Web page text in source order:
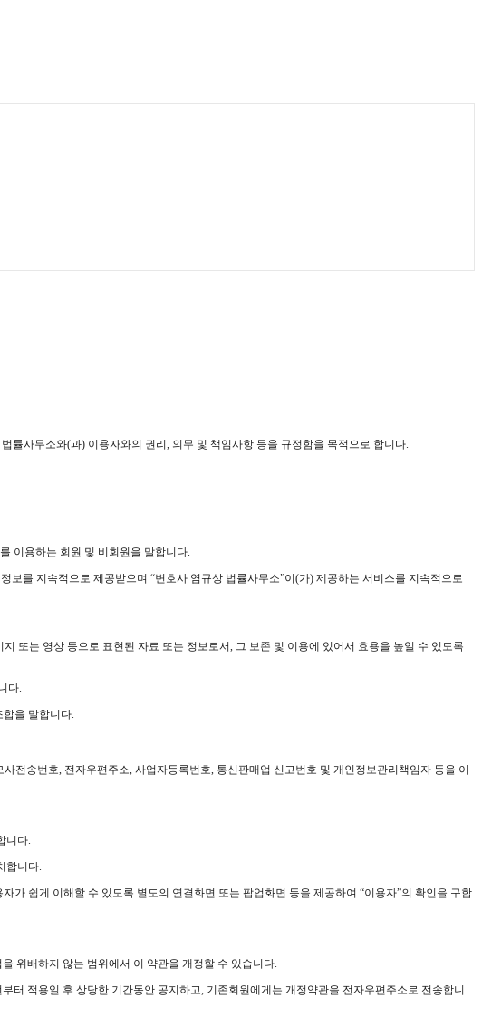
률사무소와(과) 이용자와의 권리, 의무 및 책임사항 등을 규정함을 목적으로 합니다.
이용하는 회원 및 비회원을 말합니다.
보를 지속적으로 제공받으며 “변호사 염규상 법률사무소”이(가) 제공하는 서비스를 지속적으로
또는 영상 등으로 표현된 자료 또는 정보로서, 그 보존 및 이용에 있어서 효용을 높일 수 있도록
다.
합을 말합니다.
전송번호, 전자우편주소, 사업자등록번호, 통신판매업 신고번호 및 개인정보관리책임자 등을 이
니다.
합니다.
쉽게 이해할 수 있도록 별도의 연결화면 또는 팝업화면 등을 제공하여 “이용자”의 확인을 구합
위배하지 않는 범위에서 이 약관을 개정할 수 있습니다.
적용일 후 상당한 기간동안 공지하고, 기존회원에게는 개정약관을 전자우편주소로 전송합니